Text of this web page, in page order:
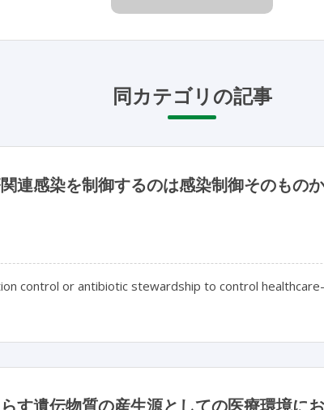
同カテゴリの記事
連感染を制御するのは感染制御そのもの
control or antibiotic stewardship to control